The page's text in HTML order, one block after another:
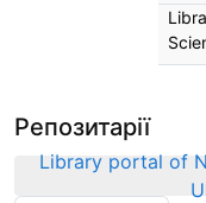
Репозитарії
Library portal of